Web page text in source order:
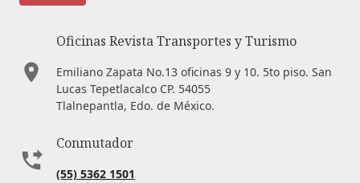
Oficinas Revista Transportes y Turismo
Emiliano Zapata No.13 oficinas 9 y 10. 5to piso. San
Lucas Tepetlacalco CP. 54055
Tlalnepantla, Edo. de México.
Conmutador
(55) 5362 1501